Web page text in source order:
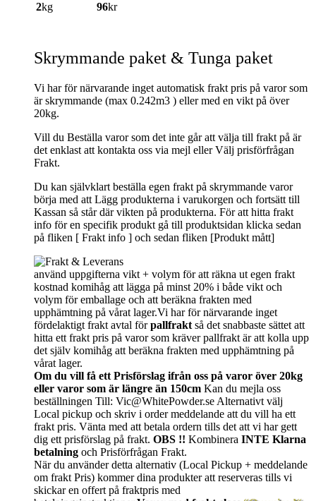
2kg 96kr
Skrymmande paket & Tunga paket
Vi har för närvarande inget automatisk frakt pris på varor som
är skrymmande (max 0.242m3 ) eller med en vikt på över
20kg.
Vill du Beställa varor som det inte går att välja till frakt på är
det enklast att kontakta oss via mejl eller Välj prisförfrågan
Frakt.
Du kan självklart beställa egen frakt på skrymmande varor
börja med att Lägg produkterna i varukorgen och fortsätt till
Kassan så står där vikten på produkterna. För att hitta frakt
info för en specifik produkt gå till produktsidan klicka sedan
på fliken [ Frakt info ] och sedan fliken [Produkt mått]
använd uppgifterna vikt + volym för att räkna ut egen frakt
kostnad komihåg att lägga på minst 20% i både vikt och
volym för emballage och att beräkna frakten med
upphämtning på vårat lager.Vi har för närvarande inget
fördelaktigt frakt avtal förpallfrakt så det snabbaste sättet att
hitta ett frakt pris på varor som kräver pallfrakt är att kolla upp
det själv komihåg att beräkna frakten med upphämtning på
vårat lager.
Om du vill få ett Prisförslag ifrån oss på varor över 20kg
eller varor som är längre än 150cm Kan du mejla oss
beställningen Till: Vic@WhitePowder.se Alternativt välj
Local pickup och skriv i order meddelande att du vill ha ett
frakt pris. Vänta med att betala ordern tills det att vi har gett
dig ett prisförslag på frakt. OBS !! Kombinera INTE Klarna
betalning och Prisförfrågan Frakt.
När du använder detta alternativ (Local Pickup + meddelande
om frakt Pris) kommer dina produkter att reserveras tills vi
skickar en offert på fraktpris med